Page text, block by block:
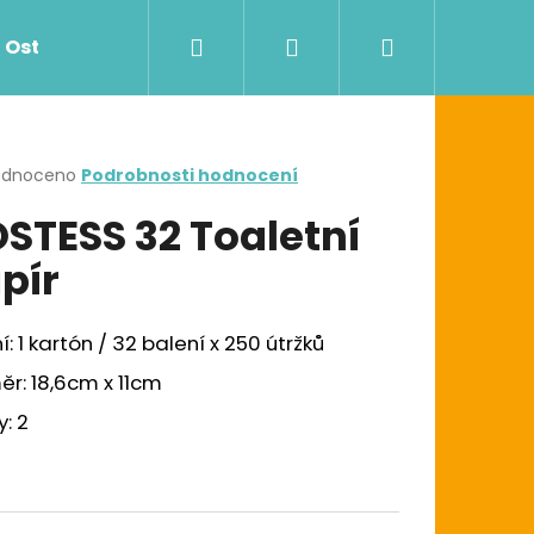
Ostatní Zdravotnictví Dávkovače
Přihlášení
Podrobnosti hodnocení
32 Toaletní
1 kartón / 32 balení x 250 útržků
18,6cm x 11cm
2
UTĚRKA W1/W2/W3